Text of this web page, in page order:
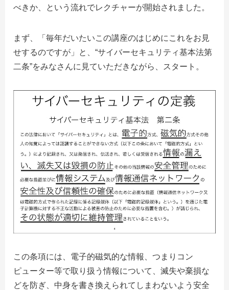
べきか、という流れでレクチャーが開始されました。
まず、「毎年だいたいこの講座のはじめにこれをお見
せするのですが」と、“サイバーセキュリティ基本法第
二条”をみなさんに見ていただきながら、スタート。
この条項には、電子的磁気的な情報、つまりコン
ピューター等で取り扱う情報について、滅失や棄損な
どを防ぎ、中身を書き換えられてしまわないよう安全